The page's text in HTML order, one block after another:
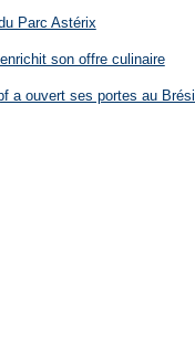
Parc Astérix
son offre culinaire
a ouvert ses portes au Brésil